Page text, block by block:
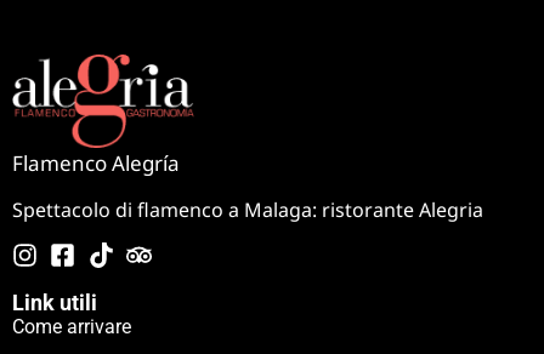
Flamenco Alegría
Spettacolo di flamenco a Malaga: ristorante Alegria
Link utili
Come arrivare